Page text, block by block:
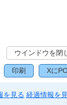
ウインドウを閉
印刷 Xに
を見る 経過情報を